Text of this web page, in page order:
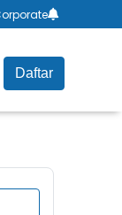
Daftar